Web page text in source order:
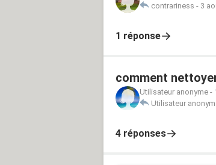
contrariness - 3
1 réponse
comment
Utilisateur anonyme -
Utilisateur
4 réponses